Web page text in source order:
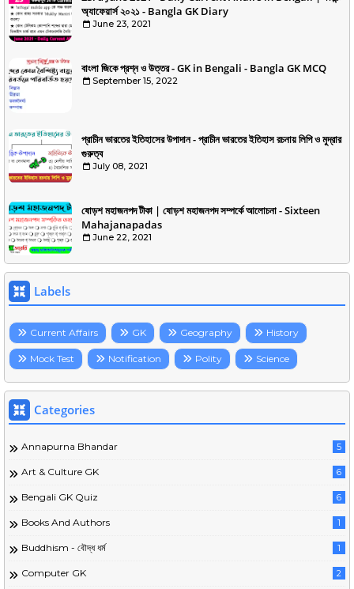
অ্যাফেয়ার্স ২০২১ - Bangla GK Diary
June 23, 2021
বাংলা জিকে প্রশ্ন ও উত্তর - GK in Bengali - Bangla GK MCQ
September 15, 2022
প্রাচীন ভারতের ইতিহাসের উপাদান - প্রাচীন ভারতের ইতিহাস রচনায় লিপি ও মুদ্রার
গুরুত্ব
July 08, 2021
ষোড়শ মহাজনপদ টীকা | ষোড়শ মহাজনপদ সম্পর্কে আলোচনা - Sixteen
Mahajanapadas
June 22, 2021
Labels
Current Affairs GK Geography History
Mock Test Notification Polity Science
Categories
Annapurna Bhandar 5
Art & Culture GK 6
Bengali GK Quiz 6
Books And Authors 1
Buddhism - বৌদ্ধ ধর্ম 1
Computer GK 2